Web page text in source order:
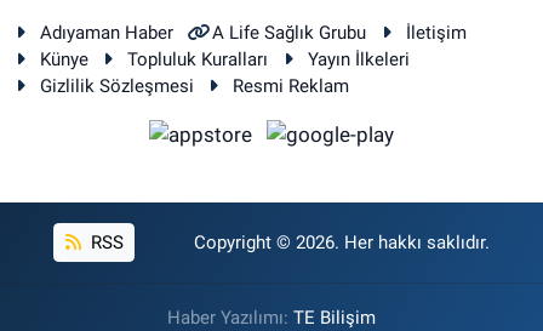
Adıyaman Haber A Life Sağlık Grubu
İletişim
Künye
Topluluk Kuralları
Yayın İlkeleri
Gizlilik Sözleşmesi
Resmi Reklam
RSS Copyright © 2026. Her hakkı saklıdır.
Haber Yazılımı: TE Bilişim